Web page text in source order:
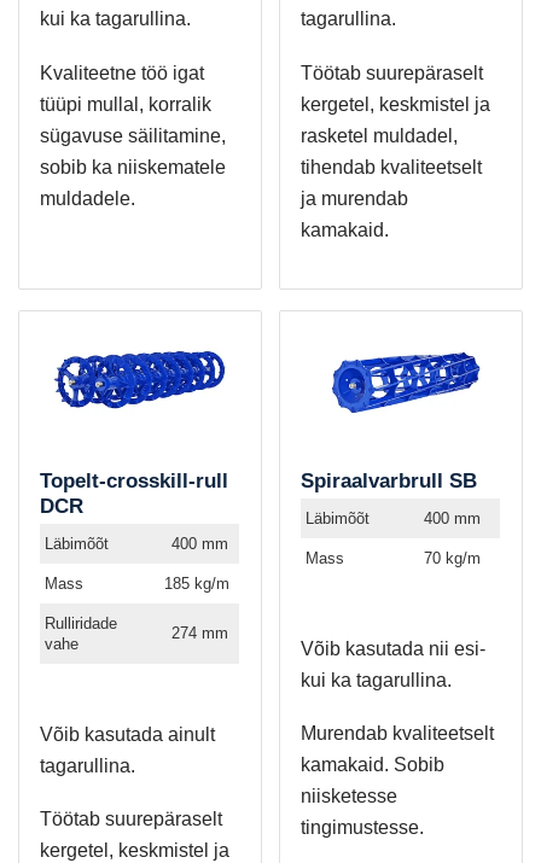
kui ka tagarullina.
Kvaliteetne töö igat
tüüpi mullal, korralik
sügavuse säilitamine,
sobib ka niiskematele
muldadele.
tagarullina.
Töötab suurepäraselt
kergetel, keskmistel ja
rasketel muldadel,
tihendab kvaliteetselt
ja murendab
kamakaid.
Topelt-crosskill-rull
DCR
Läbimõõt 400 mm
Mass 185 kg/m
Rulliridade
vahe
274 mm
Võib kasutada ainult
tagarullina.
Töötab suurepäraselt
kergetel, keskmistel ja
Spiraalvarbrull SB
Läbimõõt 400 mm
Mass 70 kg/m
Võib kasutada nii esi-
kui ka tagarullina.
Murendab kvaliteetselt
kamakaid. Sobib
niisketesse
tingimustesse.